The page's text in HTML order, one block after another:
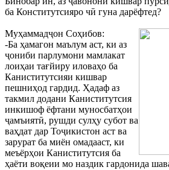
ба Конститутсияро чӣ гуна дарёфтед?
Муҳаммадҷон Соҳибов:
-Ба ҳамагон маълум аст, ки аз
ҷониби парлумони мамлакат
лоиҳаи тағйиру иловаҳо ба
Каниститутсияи кишвар
пешниҳод гардид. Ҳадаф аз
такмил додани Каниститутсия
инкишоф ёфтани муносбатҳои
ҷамъиятӣ, рушди сулҳу субот ва
ваҳдат дар Тоҷикистон аст ва
зарурат ба миён омадааст, ки
меъёрҳои Каниститутсия ба
ҳаёти воқеии мо наздик гардонида